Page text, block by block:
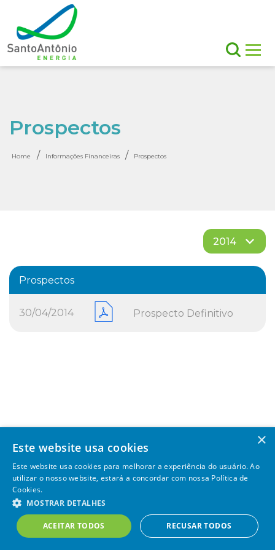
Prospectos
Home / Informações Financeiras / Prospectos
Prospectos
30/04/2014 Prospecto Definitivo
SAE – 2020 Todos os direitos reservados |
×
Este website usa cookies
Este website usa cookies para melhorar a experiência do usuário. Ao
utilizar o nosso website, estará a concordar com nossa Política de
Cookies.
MOSTRAR DETALHES
ACEITAR TODOS RECUSAR TODOS